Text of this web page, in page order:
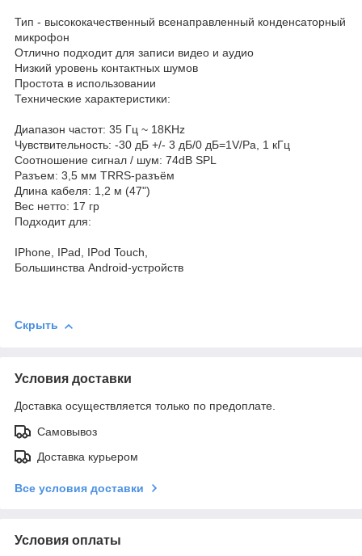
Тип - высококачественный всенаправленный конденсаторный
микрофон
Отлично подходит для записи видео и аудио
Низкий уровень контактных шумов
Простота в использовании
Технические характеристики:
Диапазон частот: 35 Гц ~ 18KHz
Чувствительность: -30 дБ +/- 3 дБ/0 дБ=1V/Pa, 1 кГц
Соотношение сигнал / шум: 74dB SPL
Разъем: 3,5 мм TRRS-разъём
Длина кабеля: 1,2 м (47")
Вес нетто: 17 гр
Подходит для:
IPhone, IPad, IPod Touch,
Большинства Android-устройств
Скрыть
Условия доставки
Доставка осуществляется только по предоплате.
Самовывоз
Доставка курьером
Все условия доставки
Условия оплаты